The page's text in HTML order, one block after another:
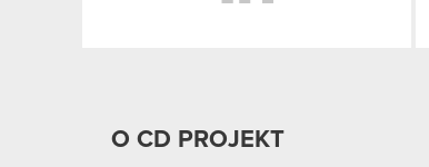
O CD PROJEKT